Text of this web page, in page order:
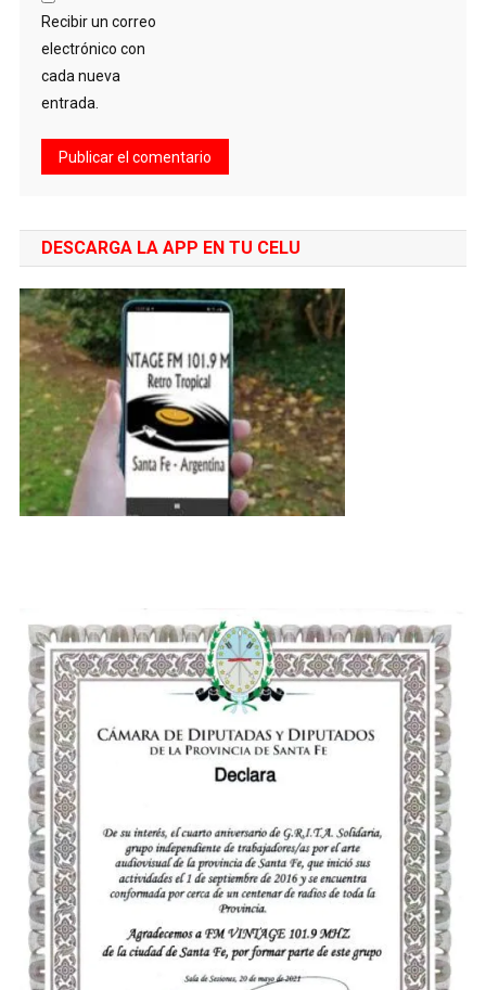
Recibir un correo
electrónico con
cada nueva
entrada.
DESCARGA LA APP EN TU CELU